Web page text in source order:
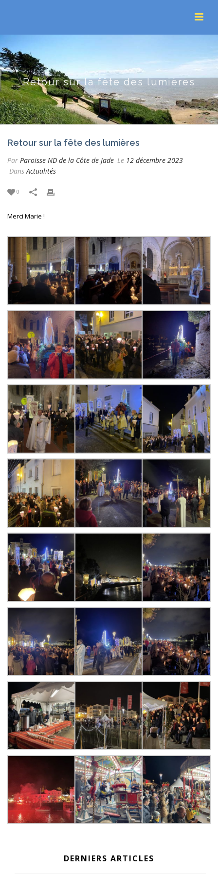
Retour sur la fête des lumières
Retour sur la fête des lumières
Par Paroisse ND de la Côte de Jade Le 12 décembre 2023
DansActualités
0
Merci Marie !
DERNIERS ARTICLES